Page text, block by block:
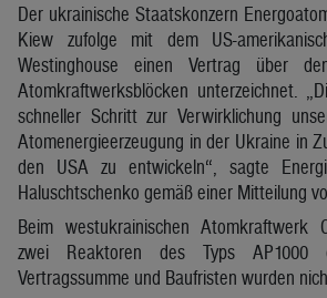
Der ukrainische Staatskonzern
Kiew zufolge mit dem US-
Westinghouse einen Vertrag über
Atomkraftwerksblöcken unterzeichnet.
schneller Schritt zur Verwirklichung
Atomenergieerzeugung in der Ukraine in
den USA zu entwickeln“, sagte
Haluschtschenko gemäß einer Mitteilung
Beim westukrainischen Atomkraftwerk
zwei Reaktoren des Typs AP1000
Vertragssumme und Baufristen wurden